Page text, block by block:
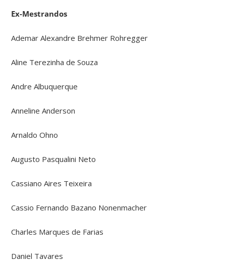
Ex-Mestrandos
Ademar Alexandre Brehmer Rohregger
Aline Terezinha de Souza
Andre Albuquerque
Anneline Anderson
Arnaldo Ohno
Augusto Pasqualini Neto
Cassiano Aires Teixeira
Cassio Fernando Bazano Nonenmacher
Charles Marques de Farias
Daniel Tavares